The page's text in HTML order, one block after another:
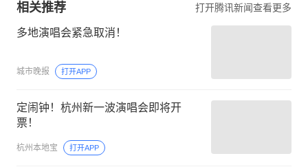
相关推荐 打开腾讯新闻查看更多
多地演唱会紧急取消！
城市晚报 打开APP
定闹钟！杭州新一波演唱会即将开
票！
杭州本地宝 打开APP